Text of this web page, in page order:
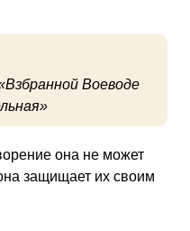
Воеводе
она не может
защищает их своим